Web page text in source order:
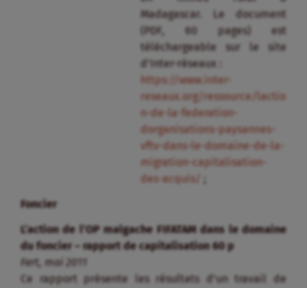
Madagascar. Le document
(PDF, 60 pages) est
téléchargeable sur le site
d’Inter-réseaux :
https://www.inter-
reseaux.org/ressource/lactio
n-de-la-federation-
dorganisations-paysannes-
vftv-dans-le-domaine-de-la-
migration-capitalisation-
des-acquis/
Foncier
L’action de l’OP malgache FIFATAM dans le domaine
du foncier – rapport de capitalisation 60 p
Fert, mai 2011
Ce rapport présente les résultats d’un travail de